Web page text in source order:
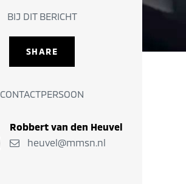
BIJ DIT BERICHT
SHARE
CONTACTPERSOON
Robbert van den Heuvel
heuvel@mmsn.nl